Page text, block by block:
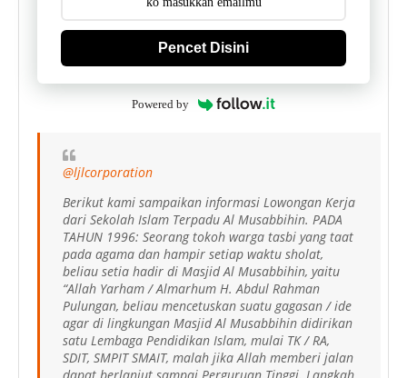
Pencet Disini
Powered by
@ljlcorporation
Berikut kami sampaikan informasi Lowongan Kerja
dari Sekolah Islam Terpadu Al Musabbihin. PADA
TAHUN 1996: Seorang tokoh warga tasbi yang taat
pada agama dan hampir setiap waktu sholat,
beliau setia hadir di Masjid Al Musabbihin, yaitu
“Allah Yarham / Almarhum H. Abdul Rahman
Pulungan, beliau mencetuskan suatu gagasan / ide
agar di lingkungan Masjid Al Musabbihin didirikan
satu Lembaga Pendidikan Islam, mulai TK / RA,
SDIT, SMPIT SMAIT, malah jika Allah memberi jalan